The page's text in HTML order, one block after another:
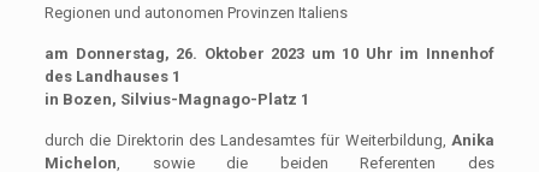
Regionen und autonomen Provinzen Italiens
am Donnerstag, 26. Oktober 2023 um 10 Uhr im Innenhof
des Landhauses 1
in Bozen, Silvius-Magnago-Platz 1
durch die Direktorin des Landesamtes für Weiterbildung, Anika
Michelon , sowie die beiden Referenten des